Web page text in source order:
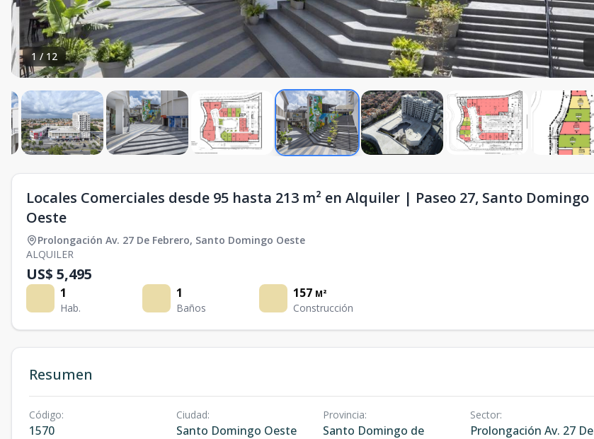
1/ 12
Locales Comerciales desde 95 hasta 213 m² en Alquiler | Paseo 27, Santo Domingo
Oeste
Prolongación Av. 27 De Febrero, Santo Domingo Oeste
ALQUILER
US$ 5,495
1
Hab.
1
Baños
157 M²
Construcción
Resumen
Código:
1570
Ciudad:
Santo Domingo Oeste
Provincia:
Santo Domingo de
Sector:
Prolongación Av. 27 De